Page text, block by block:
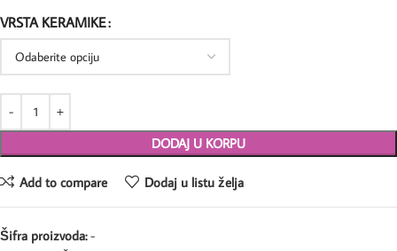
VRSTA KERAMIKE
DODAJ U KORPU
Add to compare Dodaj u listu želja
Šifra proizvoda:-